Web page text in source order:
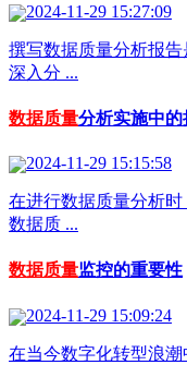
2024-11-29 15:27:09
撰写数据质量分析报
深入分 ...
数据质量分析实施中的
2024-11-29 15:15:58
在进行数据质量分析
数据质 ...
数据质量监控的重要性
2024-11-29 15:09:24
在当今数字化转型浪